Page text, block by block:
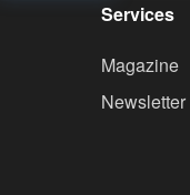
Services
Magazine
Newsletter